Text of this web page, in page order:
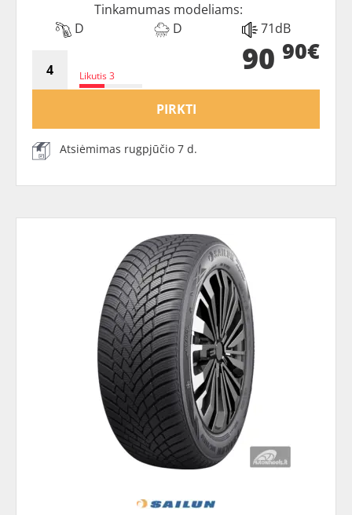
Tinkamumas modeliams:
D
D 71dB
Likutis 3 90 90€
PIRKTI
Atsiėmimas rugpjūčio 7 d.